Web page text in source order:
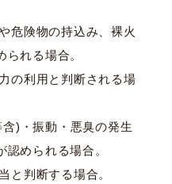
危険物の持込み、裸火
られる場合。
の利用と判断される場
)・振動・悪臭の発生
められる場合。
と判断する場合。